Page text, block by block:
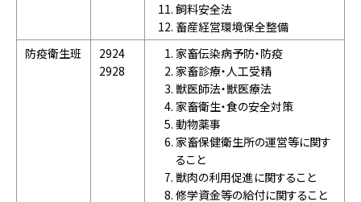
飼料安全法
畜産経営環境保全整備
防疫衛生班
2924
2928
家畜伝染病予防・防疫
家畜診療・人工受精
獣医師法・獣医療法
家畜衛生・食の安全対策
動物薬事
家畜保健衛生所の運営等に関す
ること
獣肉の利用促進に関すること
修学資金等の給付に関すること